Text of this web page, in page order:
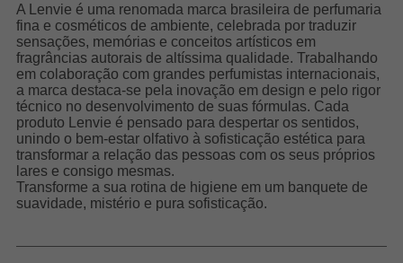
A Lenvie é uma renomada marca brasileira de perfumaria
fina e cosméticos de ambiente, celebrada por traduzir
sensações, memórias e conceitos artísticos em
fragrâncias autorais de altíssima qualidade. Trabalhando
em colaboração com grandes perfumistas internacionais,
a marca destaca-se pela inovação em design e pelo rigor
técnico no desenvolvimento de suas fórmulas. Cada
produto Lenvie é pensado para despertar os sentidos,
unindo o bem-estar olfativo à sofisticação estética para
transformar a relação das pessoas com os seus próprios
lares e consigo mesmas.
Transforme a sua rotina de higiene em um banquete de
suavidade, mistério e pura sofisticação.